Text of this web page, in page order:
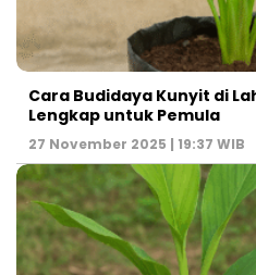
Cara Budidaya Kunyit di
Lengkap untuk Pemula
27 November 2025 | 19:37 WIB